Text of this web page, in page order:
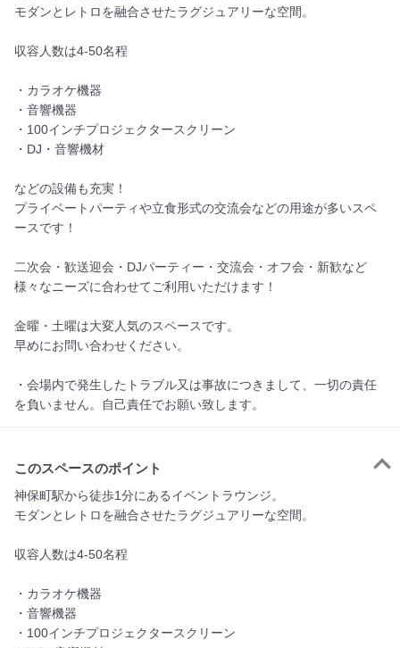
モダンとレトロを融合させたラグジュアリーな空間。
収容人数は4-50名程
・カラオケ機器
・音響機器
・100インチプロジェクタースクリーン
・DJ・音響機材
などの設備も充実！
プライベートパーティや立食形式の交流会などの用途が多いスペ
ースです！
二次会・歓送迎会・DJパーティー・交流会・オフ会・新歓など
様々なニーズに合わせてご利用いただけます！
金曜・土曜は大変人気のスペースです。
早めにお問い合わせください。
・会場内で発生したトラブル又は事故につきまして、一切の責任
を負いません。自己責任でお願い致します。
このスペースのポイント
神保町駅から徒歩1分にあるイベントラウンジ。
モダンとレトロを融合させたラグジュアリーな空間。
収容人数は4-50名程
・カラオケ機器
・音響機器
・100インチプロジェクタースクリーン